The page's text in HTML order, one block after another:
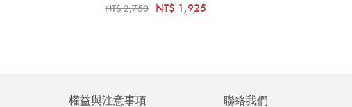
NT$ 2,750 NT$ 1,925
權益與注意事項 聯絡我們